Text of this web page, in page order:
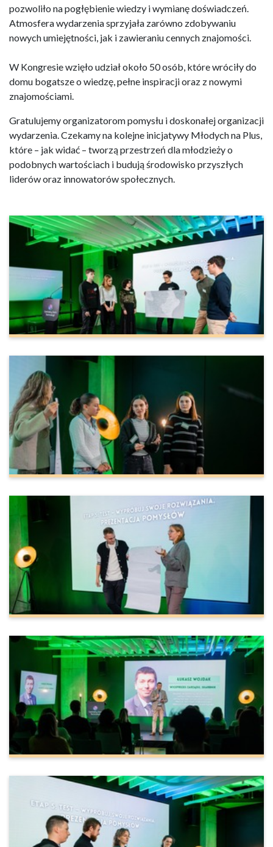
pozwoliło na pogłębienie wiedzy i wymianę doświadczeń.
Atmosfera wydarzenia sprzyjała zarówno zdobywaniu
nowych umiejętności, jak i zawieraniu cennych znajomości.
W Kongresie wzięło udział około 50 osób, które wróciły do
domu bogatsze o wiedzę, pełne inspiracji oraz z nowymi
znajomościami.
Gratulujemy organizatorom pomysłu i doskonałej organizacji
wydarzenia. Czekamy na kolejne inicjatywy Młodych na Plus,
które – jak widać – tworzą przestrzeń dla młodzieży o
podobnych wartościach i budują środowisko przyszłych
liderów oraz innowatorów społecznych.